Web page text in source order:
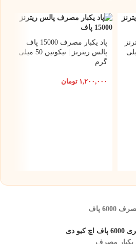
50 میلی
پاد یکبار مصرف 15000 پاف
پالس ریترنز | نیکوتین 50 میلی
گرم
۱,۲۰۰,۰۰۰ تومان
پاف